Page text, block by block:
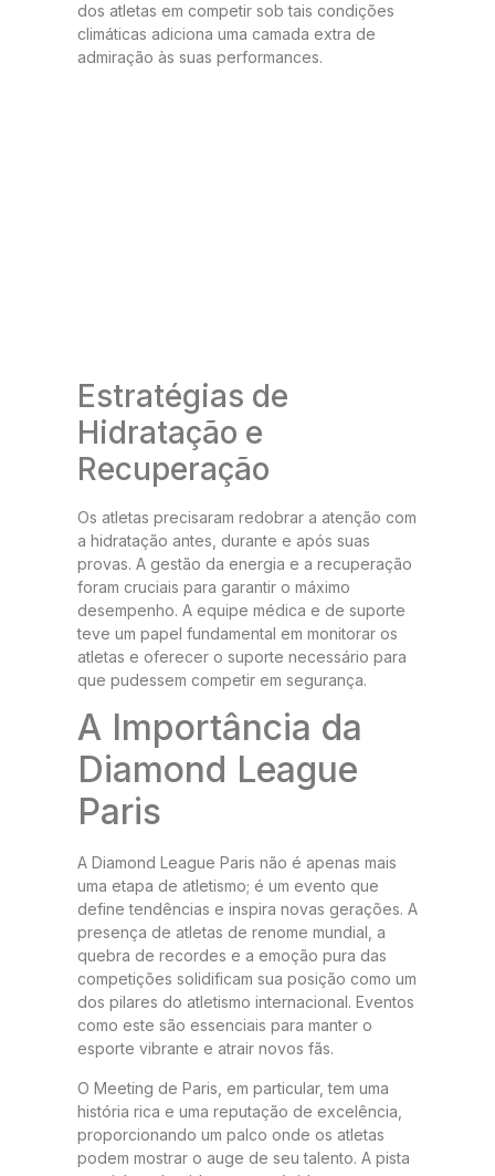
dos atletas em competir sob tais condições
climáticas adiciona uma camada extra de
admiração às suas performances.
Estratégias de
Hidratação e
Recuperação
Os atletas precisaram redobrar a atenção com
a hidratação antes, durante e após suas
provas. A gestão da energia e a recuperação
foram cruciais para garantir o máximo
desempenho. A equipe médica e de suporte
teve um papel fundamental em monitorar os
atletas e oferecer o suporte necessário para
que pudessem competir em segurança.
A Importância da
Diamond League
Paris
A Diamond League Paris não é apenas mais
uma etapa de atletismo; é um evento que
define tendências e inspira novas gerações. A
presença de atletas de renome mundial, a
quebra de recordes e a emoção pura das
competições solidificam sua posição como um
dos pilares do atletismo internacional. Eventos
como este são essenciais para manter o
esporte vibrante e atrair novos fãs.
O Meeting de Paris, em particular, tem uma
história rica e uma reputação de excelência,
proporcionando um palco onde os atletas
podem mostrar o auge de seu talento. A pista